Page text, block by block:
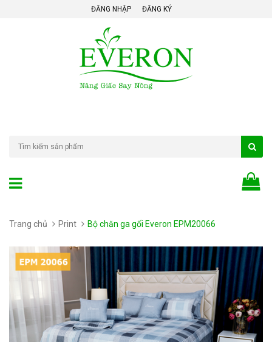
ĐĂNG NHẬP ĐĂNG KÝ
Trang chủ Print Bộ chăn ga gối Everon EPM20066